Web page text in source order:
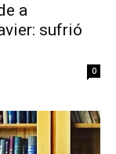
a
sufrió
0